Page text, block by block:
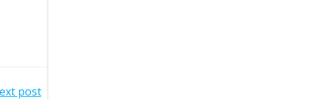
post